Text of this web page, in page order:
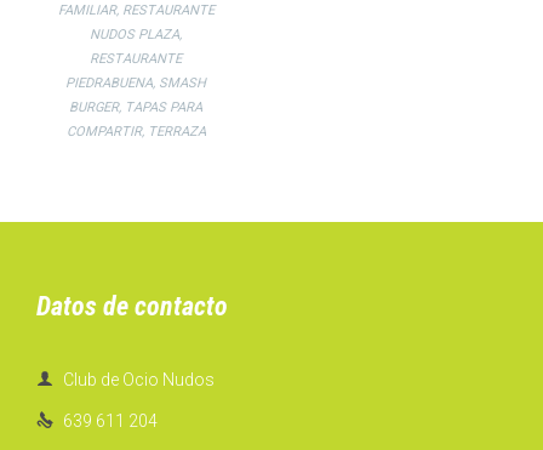
FAMILIAR, RESTAURANTE
NUDOS PLAZA,
RESTAURANTE
PIEDRABUENA, SMASH
BURGER, TAPAS PARA
COMPARTIR, TERRAZA
Datos de contacto
 Club de Ocio Nudos
 639 611 204